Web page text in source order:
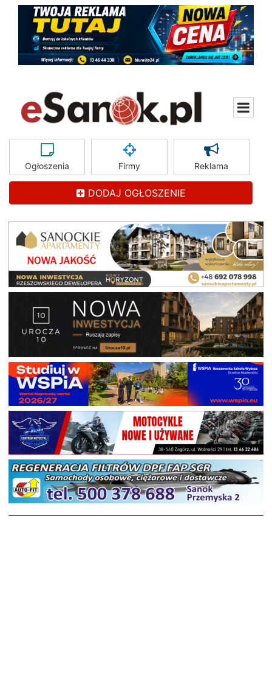
Ogłoszenia Firmy Reklama
DODAJ OGŁOSZENIE